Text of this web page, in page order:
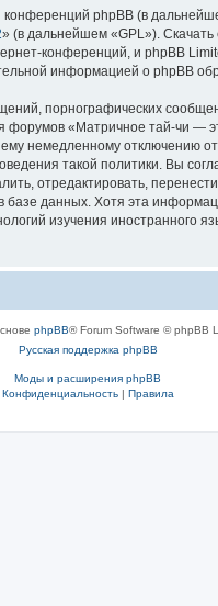
phpBB (в
» (в дальнейшем «GPL»). Скачать
конференций, и phpBB
информацией о phpBB
порнографических
«Матричное тай-чи —
немедленному отключению
такой политики. Вы
отредактировать,
данных. Хотя эта
изучения иностранного
phpBB® Forum Software © phpBB
Русская поддержка phpBB
Моды и расширения phpBB
Конфиденциальность| Правила